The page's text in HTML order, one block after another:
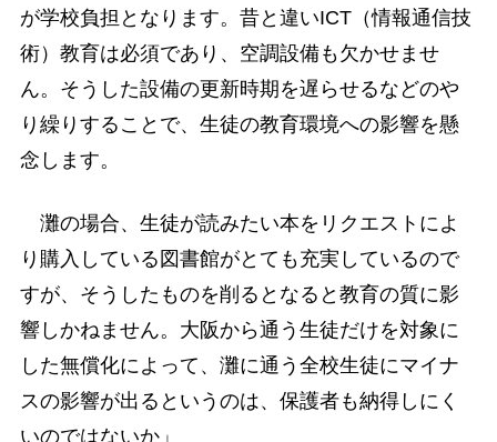
が学校負担となります。昔と違いICT（情報通信技
術）教育は必須であり、空調設備も欠かせませ
ん。そうした設備の更新時期を遅らせるなどのや
り繰りすることで、生徒の教育環境への影響を懸
念します。
灘の場合、生徒が読みたい本をリクエストによ
り購入している図書館がとても充実しているので
すが、そうしたものを削るとなると教育の質に影
響しかねません。大阪から通う生徒だけを対象に
した無償化によって、灘に通う全校生徒にマイナ
スの影響が出るというのは、保護者も納得しにく
いのではないか」